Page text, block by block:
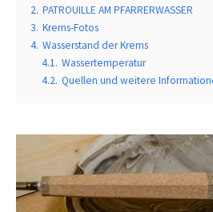
2. PATROUILLE AM PFARRERWASSER
3. Krems-Fotos
4. Wasserstand der Krems
4.1. Wassertemperatur
4.2. Quellen und weitere